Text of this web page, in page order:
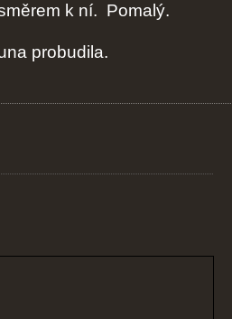
k ní. Pomalý.
probudila.